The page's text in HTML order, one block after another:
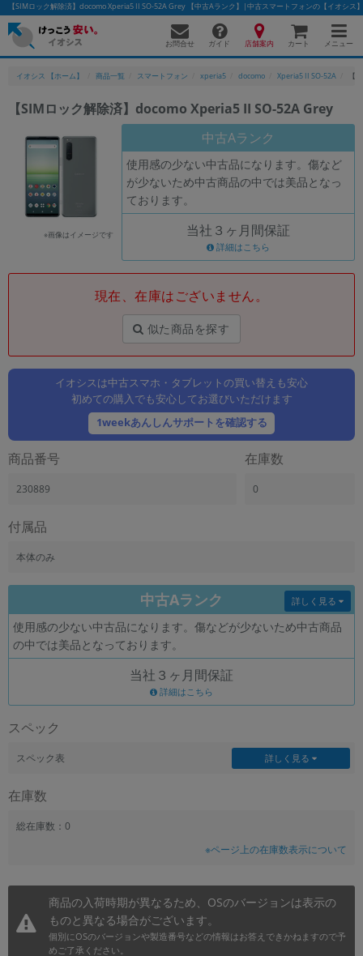
【SIMロック解除済】docomo Xperia5 II SO-52A Grey 【中古Aランク】|中古スマートフォンの【イオシス】
お問合せ ガイド 店舗案内 カート メニュー
イオシス 【ホーム】 商品一覧 スマートフォン xperia5 docomo Xperia5 II SO-52A 【
【SIMロック解除済】docomo Xperia5 II SO-52A Grey
※画像はイメージです
中古Aランク
使用感の少ない中古品になります。傷など
が少ないため中古商品の中では美品となっ
ております。
当社３ヶ月間保証
詳細はこちら
現在、在庫はございません。
似た商品を探す
イオシスは中古スマホ・タブレットの買い替えも安心
初めての購入でも安心してお選びいただけます
1weekあんしんサポートを確認する
商品番号
230889
在庫数
0
付属品
本体のみ
中古Aランク
使用感の少ない中古品になります。傷などが少ないため中古商品
の中では美品となっております。
詳しく見る
当社３ヶ月間保証
詳細はこちら
スペック
スペック表 詳しく見る
在庫数
総在庫数：0
※ページ上の在庫数表示について
商品の入荷時期が異なるため、OSのバージョンは表示の
ものと異なる場合がございます。
個別にOSのバージョンや製造番号などの情報はお答えできかねますので予
めご了承ください。
かんたんパソコン検索に切り替える
フリーワード
除外ワード
カテゴリー
商品ジャンルの絞り込み
「スマートフォン」「タブレット」など
製造、販売メーカーの絞り込み
「Apple」「SONY」「SHARP」など
機能・特徴
ドライブの絞り込み
ランク
CPU
CPUの絞り込み
価格